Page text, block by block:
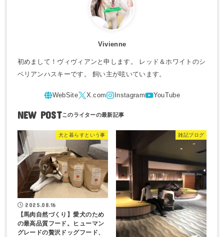
Vivienne
初めまして！ヴィヴィアンと申します。 レッド＆ホワイトのシ
ベリアンハスキーです。 飼い主が呟いています。
NEW POST
犬と暮らすという事
2025.08.16
【馬肉自然づくり】愛犬のため
の最高品質フード。ヒューマン
グレードの贅沢ドッグフード、
雑記ブログ